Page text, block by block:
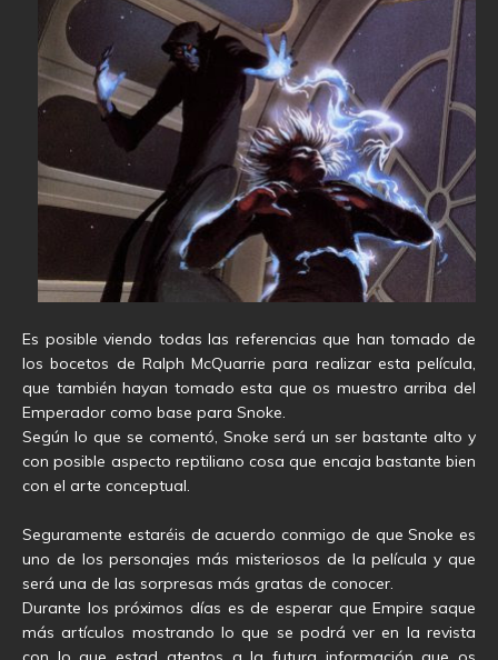
Es posible viendo todas las referencias que han tomado de
los bocetos de Ralph McQuarrie para realizar esta película,
que también hayan tomado esta que os muestro arriba del
Emperador como base para Snoke.
Según lo que se comentó, Snoke será un ser bastante alto y
con posible aspecto reptiliano cosa que encaja bastante bien
con el arte conceptual.
Seguramente estaréis de acuerdo conmigo de que Snoke es
uno de los personajes más misteriosos de la película y que
será una de las sorpresas más gratas de conocer.
Durante los próximos días es de esperar que Empire saque
más artículos mostrando lo que se podrá ver en la revista